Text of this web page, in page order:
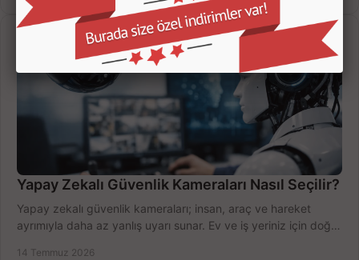
Yapay Zekalı Güvenlik Kameraları Nasıl Seçilir?
Yapay zekalı güvenlik kameraları; insan, araç ve hareket
ayrımıyla daha az yanlış uyarı sunar. Ev ve iş yeriniz için doğru
14 Temmuz 2026